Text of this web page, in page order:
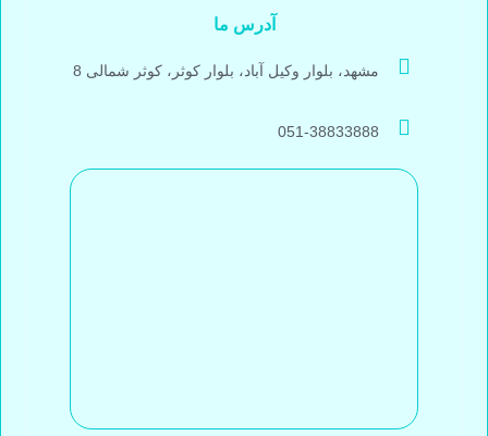
آدرس ما
مشهد، بلوار وکیل آباد، بلوار کوثر، کوثر شمالی 8
051-38833888